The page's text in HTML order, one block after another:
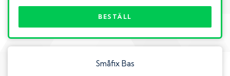
BESTÄLL
Småfix Bas